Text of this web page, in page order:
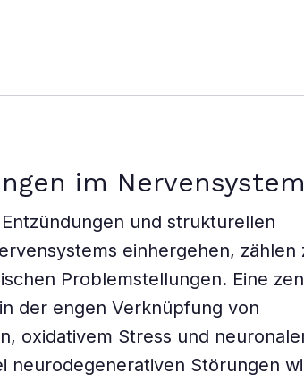
im Nervensystem
und strukturellen
einhergehen, zählen
Problemstellungen. Eine
der engen Verknüpfung von
oxidativem Stress und
neurodegenerativen Störungen